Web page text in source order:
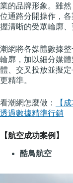
業的品牌形象。 雖然
位通路分開操作，
握清晰的受眾輪廓、
潮網將各媒體數據
輪廓，加以細分媒
體、交叉投放並擬
更精準。
看潮網怎麼做：
【
透過數據精準行銷
【航空成功案例】
酷鳥航空